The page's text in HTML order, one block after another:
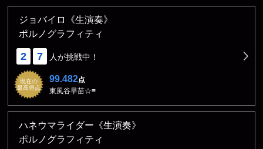
ジョバイロ《生演奏》
ポルノグラフィティ
2 7 人が挑戦中！
現在の
最高得点
99.482点
東風谷早苗☆≡
ハネウマライダー《生演奏》
ポルノグラフィティ